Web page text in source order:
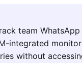
team
integrated
without